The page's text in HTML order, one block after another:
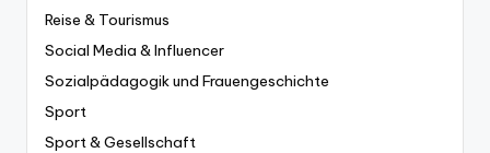
Reise & Tourismus
Social Media & Influencer
Sozialpädagogik und Frauengeschichte
Sport
Sport & Gesellschaft